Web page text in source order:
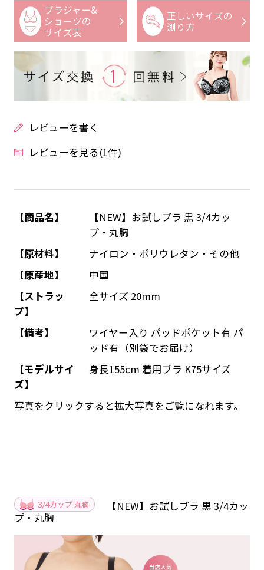
ブラジャー&
ショーツの
サイズ表
正しいサイズの
測り方
レビューを書く
レビューを見る(1件)
【商品名】
【NEW】お試しブラ 黒 3/4カッ
プ・丸胸
【原材料】
ナイロン・ポリウレタン・その他
【原産地】
中国
【ストラッ
プ】
全サイズ 20mm
【備考】
ワイヤー入り パッドポケット有 パ
ッド有（別袋でお届け）
【モデルサイ
ズ】
身長155cm 着用ブラ K75サイズ
写真をクリックすると拡大写真をご覧になれます。
【NEW】お試しブラ 黒 3/4カッ
プ・丸胸